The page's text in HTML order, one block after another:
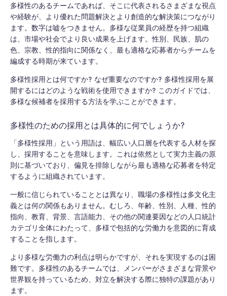
多様性のあるチームであれば、そこに代表されるさまざまな視点
や経験が、より優れた問題解決とより創造的な解決策につながり
ます。数字は嘘をつきません。多様な従業員の経歴を持つ組織
は、市場や社会でより良い成果を上げます。性別、民族、肌の
色、宗教、性的指向に関係なく、最も適格な応募者からチームを
編成する時期が来ています。
多様性採用とは何ですか? なぜ重要なのですか? 多様性採用を展
開するにはどのような戦術を使用できますか? このガイドでは、
多様な候補者を採用する方法を学ぶことができます。
多様性のための採用とは具体的に何でしょうか?
「多様性採用」という用語は、幅広い人口層を代表する人材を探
し、採用することを意味します。これは依然として実力主義の原
則に基づいており、偏見を排除しながら最も適格な応募者を特定
するように組織されています。
一般に信じられていることとは異なり、職場の多様性は多文化主
義とは何の関係もありません。むしろ、年齢、性別、人種、性的
指向、教育、背景、言語能力、その他の関連要因などの人口統計
カテゴリ全体にわたって、多様で包括的な労働力を意図的に育成
することを指します。
より多様な労働力の利点は明らかですが、それを実現するのは困
難です。多様性のあるチームでは、メンバーがさまざまな背景や
世界観を持っているため、対立を解決する際に独特の課題があり
ます。